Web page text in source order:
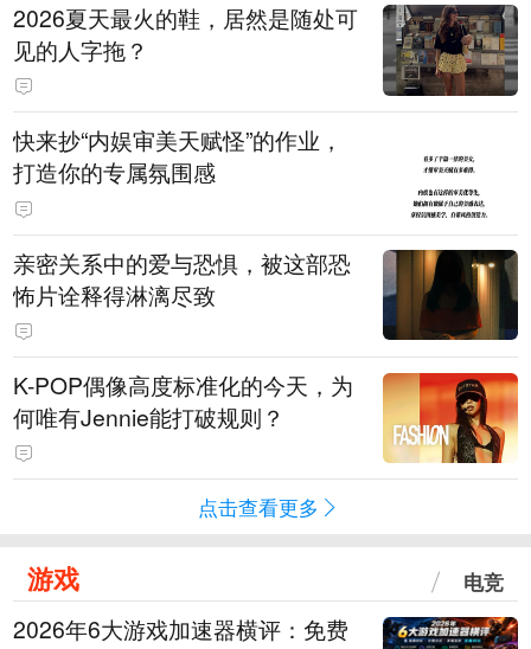
2026夏天最火的鞋，居然是随处可
见的人字拖？
快来抄“内娱审美天赋怪”的作业，
打造你的专属氛围感
亲密关系中的爱与恐惧，被这部恐
怖片诠释得淋漓尽致
K-POP偶像高度标准化的今天，为
何唯有Jennie能打破规则？
点击查看更多
游戏 电竞
2026年6大游戏加速器横评：免费